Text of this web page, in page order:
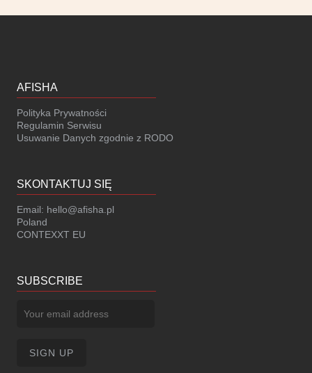
AFISHA
Polityka Prywatności
Regulamin Serwisu
Usuwanie Danych zgodnie z RODO
SKONTAKTUJ SIĘ
Email: hello@afisha.pl
Poland
CONTEXXT EU
SUBSCRIBE